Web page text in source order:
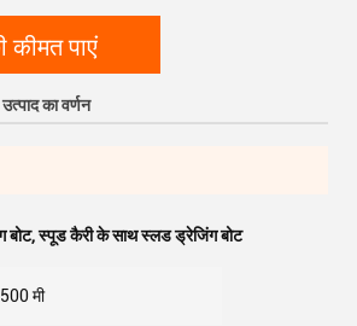
पाएं
उत्पाद का वर्णन
बोट,स्पूड कैरी के साथ स्लड ड्रेजिंग बोट
मी